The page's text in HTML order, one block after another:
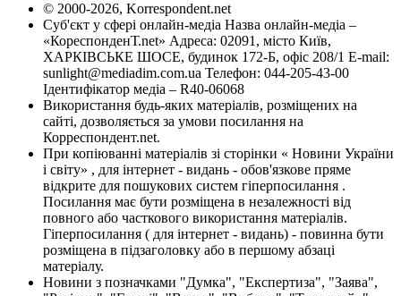
© 2000-2026, Korrespondent.net
Суб'єкт у сфері онлайн-медіа Назва онлайн-медіа –
«КореспонденТ.net» Адреса: 02091, місто Київ,
ХАРКІВСЬКЕ ШОСЕ, будинок 172-Б, офіс 208/1 E-mail:
sunlight@mediadim.com.ua Телефон: 044-205-43-00
Ідентифікатор медіа – R40-06068
Використання будь-яких матеріалів, розміщених на
сайті, дозволяється за умови посилання на
Корреспондент.net.
При копіюванні матеріалів зі сторінки « Новини України
і світу» , для інтернет - видань - обов'язкове пряме
відкрите для пошукових систем гіперпосилання .
Посилання має бути розміщена в незалежності від
повного або часткового використання матеріалів.
Гіперпосилання ( для інтернет - видань) - повинна бути
розміщена в підзаголовку або в першому абзаці
матеріалу.
Новини з позначками "Думка", "Експертиза", "Заява",